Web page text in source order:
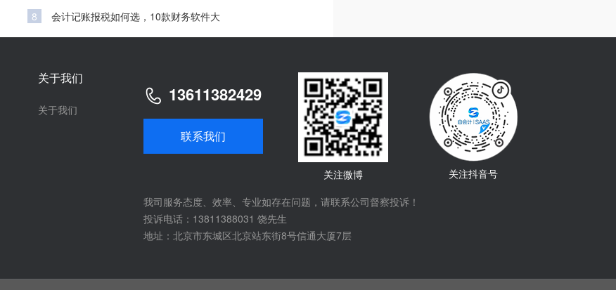
8 会计记账报税如何选，10款财务软件大
关于我们
关于我们
13611382429
联系我们
关注微博
关注抖音号
我司服务态度、效率、专业如存在问题，请联系公司督察投诉！
投诉电话：13811388031 饶先生
地址：北京市东城区北京站东街8号信通大厦7层